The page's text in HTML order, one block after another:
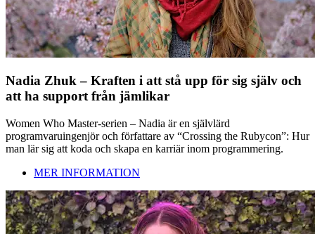
Nadia Zhuk – Kraften i att stå upp för sig själv och
att ha support från jämlikar
Women Who Master-serien – Nadia är en självlärd
programvaruingenjör och författare av “Crossing the Rubycon”: Hur
man lär sig att koda och skapa en karriär inom programmering.
MER INFORMATION